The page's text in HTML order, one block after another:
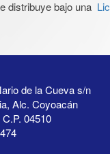
distribuye bajo una
de la Cueva s/n
Alc. Coyoacán
04510